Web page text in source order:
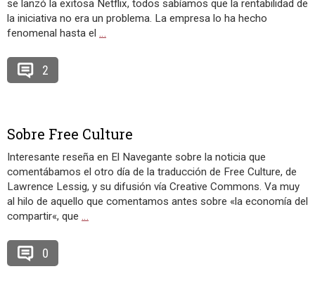
se lanzó la exitosa Netflix, todos sabíamos que la rentabilidad de
la iniciativa no era un problema. La empresa lo ha hecho
fenomenal hasta el …
2
Sobre Free Culture
Interesante reseña en El Navegante sobre la noticia que
comentábamos el otro día de la traducción de Free Culture, de
Lawrence Lessig, y su difusión vía Creative Commons. Va muy
al hilo de aquello que comentamos antes sobre «la economía del
compartir«, que …
0